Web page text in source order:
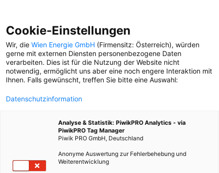
GÜL
nachts arbeiten, erzählen
ihre Geschichten. Teil 3 mit
Ufuk N. und Gabriella
Cookie-Einstellungen
Wir, die Wien Energie GmbH (Firmensitz: Österreich), würden
gerne mit externen Diensten personenbezogene Daten
verarbeiten. Dies ist für die Nutzung der Website nicht
notwendig, ermöglicht uns aber eine noch engere Interaktion mit
Ihnen. Falls gewünscht, treffen Sie bitte eine Auswahl:
Datenschutzinformation
Analyse & Statistik: PiwikPRO Analytics - via
PiwikPRO Tag Manager
Piwik PRO GmbH, Deutschland
Anonyme Auswertung zur Fehlerbehebung und
Weiterentwicklung